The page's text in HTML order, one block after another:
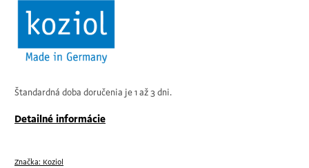
Štandardná doba doručenia je 1 až 3 dni.
Detailné informácie
Značka: Koziol